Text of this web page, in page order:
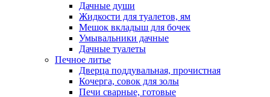
Дачные души
Жидкости для туалетов, ям
Мешок вкладыш для бочек
Умывальники дачные
Дачные туалеты
Печное литье
Дверца поддувальная, прочистная
Кочерга, совок для золы
Печи сварные, готовые